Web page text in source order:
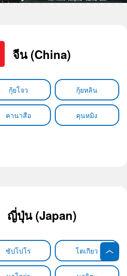
จีน (China)
กุ้ยโจว กุ้ยหลิน
คานาสือ คุนหมิง
ญี่ปุ่น (Japan)
ซัปโปโร โตเกียว